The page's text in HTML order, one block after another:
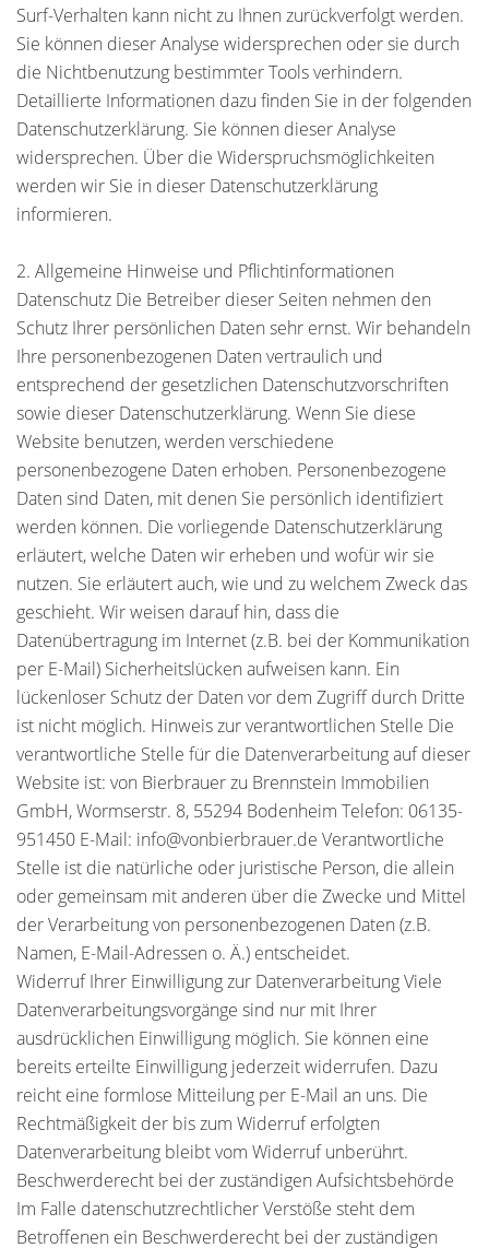
Surf-Verhalten kann nicht zu Ihnen zurückverfolgt werden.
Sie können dieser Analyse widersprechen oder sie durch
die Nichtbenutzung bestimmter Tools verhindern.
Detaillierte Informationen dazu finden Sie in der folgenden
Datenschutzerklärung. Sie können dieser Analyse
widersprechen. Über die Widerspruchsmöglichkeiten
werden wir Sie in dieser Datenschutzerklärung
informieren.
2. Allgemeine Hinweise und Pflichtinformationen
Datenschutz Die Betreiber dieser Seiten nehmen den
Schutz Ihrer persönlichen Daten sehr ernst. Wir behandeln
Ihre personenbezogenen Daten vertraulich und
entsprechend der gesetzlichen Datenschutzvorschriften
sowie dieser Datenschutzerklärung. Wenn Sie diese
Website benutzen, werden verschiedene
personenbezogene Daten erhoben. Personenbezogene
Daten sind Daten, mit denen Sie persönlich identifiziert
werden können. Die vorliegende Datenschutzerklärung
erläutert, welche Daten wir erheben und wofür wir sie
nutzen. Sie erläutert auch, wie und zu welchem Zweck das
geschieht. Wir weisen darauf hin, dass die
Datenübertragung im Internet (z.B. bei der Kommunikation
per E-Mail) Sicherheitslücken aufweisen kann. Ein
lückenloser Schutz der Daten vor dem Zugriff durch Dritte
ist nicht möglich. Hinweis zur verantwortlichen Stelle Die
verantwortliche Stelle für die Datenverarbeitung auf dieser
Website ist: von Bierbrauer zu Brennstein Immobilien
GmbH, Wormserstr. 8, 55294 Bodenheim Telefon: 06135-
951450 E-Mail: info@vonbierbrauer.de Verantwortliche
Stelle ist die natürliche oder juristische Person, die allein
oder gemeinsam mit anderen über die Zwecke und Mittel
der Verarbeitung von personenbezogenen Daten (z.B.
Namen, E-Mail-Adressen o. Ä.) entscheidet.
Widerruf Ihrer Einwilligung zur Datenverarbeitung Viele
Datenverarbeitungsvorgänge sind nur mit Ihrer
ausdrücklichen Einwilligung möglich. Sie können eine
bereits erteilte Einwilligung jederzeit widerrufen. Dazu
reicht eine formlose Mitteilung per E-Mail an uns. Die
Rechtmäßigkeit der bis zum Widerruf erfolgten
Datenverarbeitung bleibt vom Widerruf unberührt.
Beschwerderecht bei der zuständigen Aufsichtsbehörde
Im Falle datenschutzrechtlicher Verstöße steht dem
Betroffenen ein Beschwerderecht bei der zuständigen